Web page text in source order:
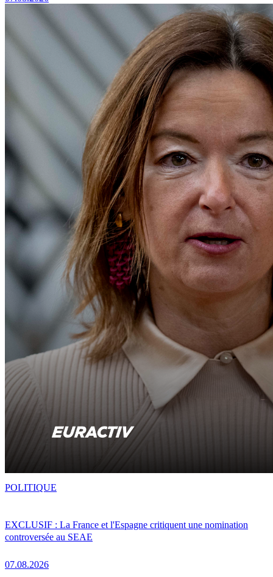
EXCLUSIF : La France et l'Espagne critiquent une nomination
controversée au SEAE
07.08.2026
POLITIQUE